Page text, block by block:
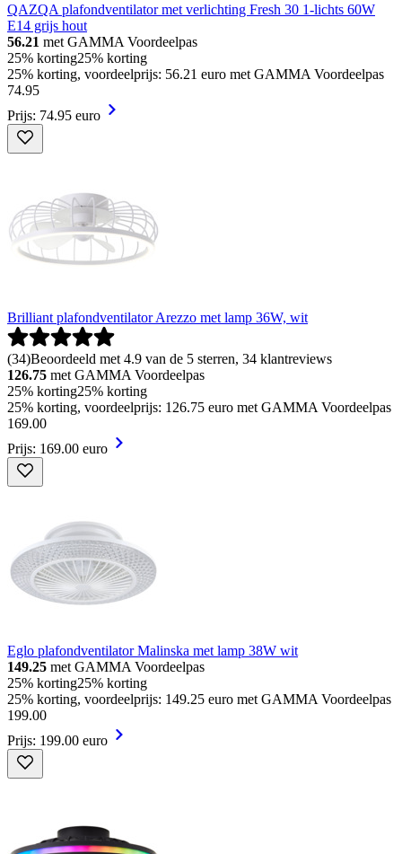
QAZQA plafondventilator met verlichting Fresh 30 1-lichts 60W
E14 grijs hout
56.21 met GAMMA Voordeelpas
25% korting25% korting
25% korting, voordeelprijs: 56.21 euro met GAMMA Voordeelpas
74.95
Prijs: 74.95 euro
Brilliant plafondventilator Arezzo met lamp 36W, wit
(34)Beoordeeld met 4.9 van de 5 sterren, 34 klantreviews
126.75 met GAMMA Voordeelpas
25% korting25% korting
25% korting, voordeelprijs: 126.75 euro met GAMMA Voordeelpas
169.00
Prijs: 169.00 euro
Eglo plafondventilator Malinska met lamp 38W wit
149.25 met GAMMA Voordeelpas
25% korting25% korting
25% korting, voordeelprijs: 149.25 euro met GAMMA Voordeelpas
199.00
Prijs: 199.00 euro